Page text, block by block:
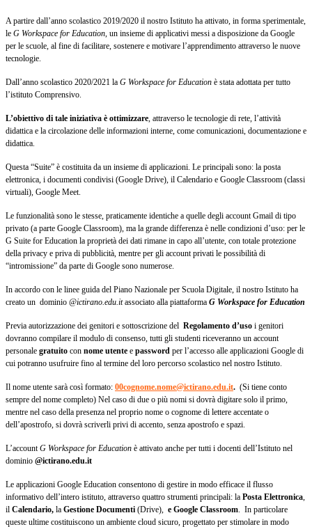
A partire dall’anno scolastico 2019/2020 il nostro Istituto ha attivato, in forma sperimentale,
le G Workspace for Education, un insieme di applicativi messi a disposizione da Google
per le scuole, al fine di facilitare, sostenere e motivare l’apprendimento attraverso le nuove
tecnologie.
Dall’anno scolastico 2020/2021 la G Workspace for Education è stata adottata per tutto
l’istituto Comprensivo.
L’obiettivo di tale iniziativa è ottimizzare, attraverso le tecnologie di rete, l’attività
didattica e la circolazione delle informazioni interne, come comunicazioni, documentazione e
didattica.
Questa “Suite” è costituita da un insieme di applicazioni. Le principali sono: la posta
elettronica, i documenti condivisi (Google Drive), il Calendario e Google Classroom (classi
virtuali), Google Meet.
Le funzionalità sono le stesse, praticamente identiche a quelle degli account Gmail di tipo
privato (a parte Google Classroom), ma la grande differenza è nelle condizioni d’uso: per le
G Suite for Education la proprietà dei dati rimane in capo all’utente, con totale protezione
della privacy e priva di pubblicità, mentre per gli account privati le possibilità di
“intromissione” da parte di Google sono numerose.
In accordo con le linee guida del Piano Nazionale per Scuola Digitale, il nostro Istituto ha
creato un dominio @ictirano.edu.itassociato alla piattaforma G Workspace for Education
Previa autorizzazione dei genitori e sottoscrizione del Regolamento d’uso i genitori
dovranno compilare il modulo di consenso, tutti gli studenti riceveranno un account
personale gratuito con nome utente e password per l’accesso alle applicazioni Google di
cui potranno usufruire fino al termine del loro percorso scolastico nel nostro Istituto.
Il nome utente sarà così formato: 00cognome.nome@ictirano.edu.it. (Si tiene conto
sempre del nome completo) Nel caso di due o più nomi si dovrà digitare solo il primo,
mentre nel caso della presenza nel proprio nome o cognome di lettere accentate o
dell’apostrofo, si dovrà scriverli privi di accento, senza apostrofo e spazi.
L’accountG Workspace for Education è attivato anche per tutti i docenti dell’Istituto nel
dominio @ictirano.edu.it
Le applicazioni Google Education consentono di gestire in modo efficace il flusso
informativo dell’intero istituto, attraverso quattro strumenti principali: la Posta Elettronica,
il Calendario, la Gestione Documenti (Drive), e Google Classroom. In particolare
queste ultime costituiscono un ambiente cloud sicuro, progettato per stimolare in modo